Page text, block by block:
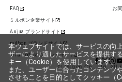
Beauty Care Styling
FAQ
ミルボン企業サイト
Aujua ブランドサイト
milbon ブランドサイト
Villa Lodola ブランドサイト
お
© Milbon Co., Ltd. All
本ウェブサイトでは、サービスの向
ザーにより適したサービスを提供す
キー（Cookie）を使用しています。
また、ユーザーに合ったコンテンツ
させることを目的としてクッキー（